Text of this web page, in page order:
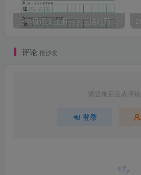
三年级语文上册一字三描红写字表字帖
评论 抢沙发
请登录后发表评论
登录